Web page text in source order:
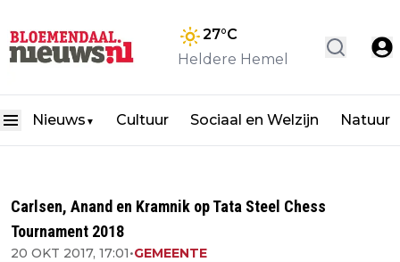
27°C
Heldere Hemel
Nieuws ▼ Cultuur Sociaal en Welzijn Natuur
Carlsen, Anand en Kramnik op Tata Steel Chess
Tournament 2018
20 OKT 2017, 17:01•GEMEENTE